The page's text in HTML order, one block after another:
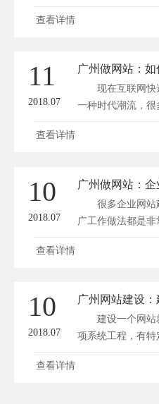
查看详情
11
2018.07
广州做网站：
现在互联网快
一种时代潮流，
进...
查看详情
10
2018.07
广州做网站：
很多企业网站
广工作做法都是
将...
查看详情
10
2018.07
广州网站建设
建设一个网站
项系统工程，有
步...
查看详情